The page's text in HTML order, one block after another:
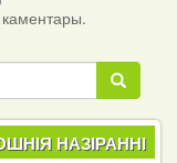
Link
каментары.
Пошук
Пошук
НАЗІРАННІ